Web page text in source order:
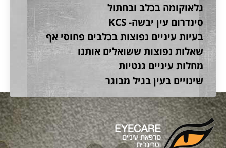
גלאוקומה בכלב ובחתול
סינדרום עין יבשה- KCS
בעיות עיניים נפוצות בכלבים פחוסי אף
שאלות נפוצות ששואלים אותנו
מחלות עיניים גנטיות
שינויים בעין בגיל מבוגר